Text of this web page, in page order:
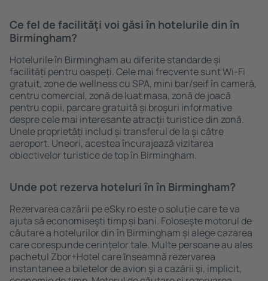
Ce fel de facilităţi voi găsi ȋn hotelurile din în
Birmingham?
Hotelurile în Birmingham au diferite standarde și
facilități pentru oaspeți. Cele mai frecvente sunt Wi-Fi
gratuit, zone de wellness cu SPA, mini bar/seif în cameră,
centru comercial, zonă de luat masa, zonă de joacă
pentru copii, parcare gratuită și broșuri informative
despre cele mai interesante atracții turistice din zonă.
Unele proprietăți includ și transferul de la și către
aeroport. Uneori, acestea încurajează vizitarea
obiectivelor turistice de top în Birmingham.
Unde pot rezerva hoteluri ȋn în Birmingham?
Rezervarea cazării pe eSky.ro este o soluție care te va
ajuta să economiseşti timp și bani. Foloseşte motorul de
căutare a hotelurilor din în Birmingham și alege cazarea
care corespunde cerințelor tale. Multe persoane au ales
pachetul Zbor+Hotel care ȋnseamnă rezervarea
instantanee a biletelor de avion şi a cazării şi, implicit,